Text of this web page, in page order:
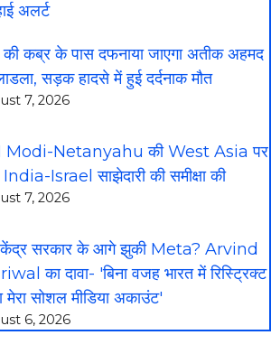
अलर्ट
की कब्र के पास दफनाया जाएगा अतीक अहमद
सड़क हादसे में हुई दर्दनाक मौत
7, 2026
Modi-Netanyahu की West Asia पर
India-Israel साझेदारी की समीक्षा की
7, 2026
केंद्र सरकार के आगे झुकी Meta? Arvind
का दावा- 'बिना वजह भारत में रिस्ट्रिक्ट
मेरा सोशल मीडिया अकाउंट'
6, 2026